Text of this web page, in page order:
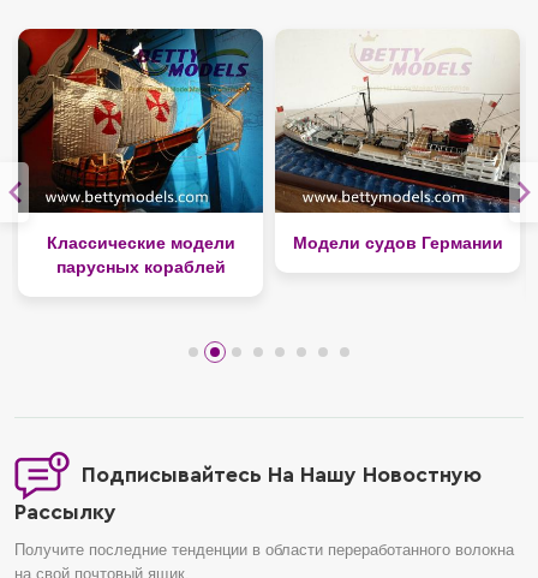
Классические модели
парусных кораблей
Модели судов Германии
Подписывайтесь На Нашу Новостную
Рассылку
Получите последние тенденции в области переработанного волокна
на свой почтовый ящик.